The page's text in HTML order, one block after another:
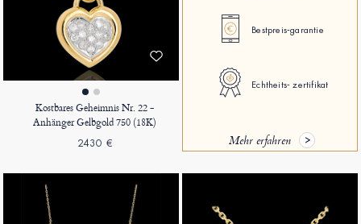
Kostbares Geheimnis Nr. 22 -
Anhänger Gelbgold 750 (18K)
2430 €
Bestpreis‑garantie
Echtheits‑ zertifikat
Mehr erfahren